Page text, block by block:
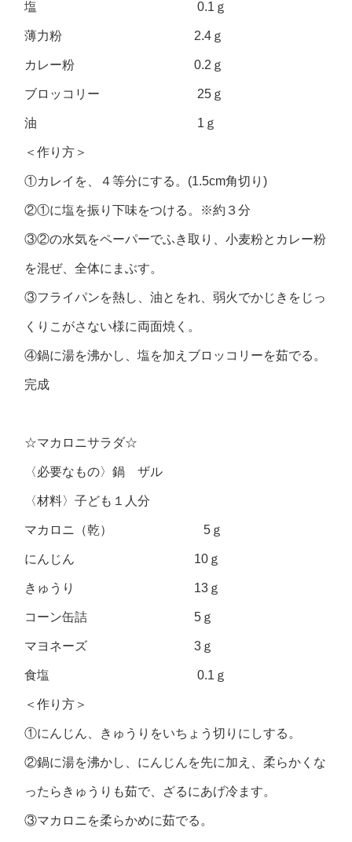
塩 0.1ｇ
薄力粉 2.4ｇ
カレー粉 0.2ｇ
ブロッコリー 25ｇ
油 1ｇ
＜作り方＞
①カレイを、４等分にする。(1.5cm角切り)
②①に塩を振り下味をつける。※約３分
③②の水気をペーパーでふき取り、小麦粉とカレー粉
を混ぜ、全体にまぶす。
③フライパンを熱し、油とをれ、弱火でかじきをじっ
くりこがさない様に両面焼く。
④鍋に湯を沸かし、塩を加えブロッコリーを茹でる。
完成
☆マカロニサラダ☆
〈必要なもの〉鍋 ザル
〈材料〉子ども１人分
マカロニ（乾） 5ｇ
にんじん 10ｇ
きゅうり 13ｇ
コーン缶詰 5ｇ
マヨネーズ 3ｇ
食塩 0.1ｇ
＜作り方＞
①にんじん、きゅうりをいちょう切りにしする。
②鍋に湯を沸かし、にんじんを先に加え、柔らかくな
ったらきゅうりも茹で、ざるにあげ冷ます。
③マカロニを柔らかめに茹でる。